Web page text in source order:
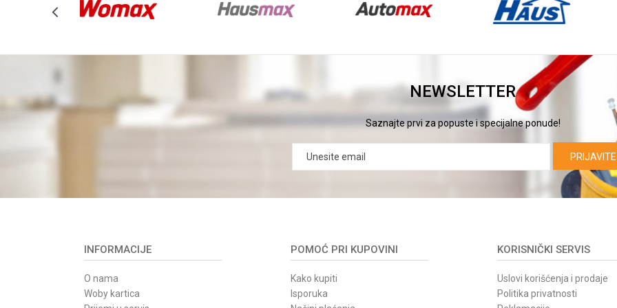
NEWSLETTER
Saznajte prvi za popuste i specijalne ponude!
INFORMACIJE
O nama
Woby kartica
POMOĆ PRI KUPOVINI
Kako kupiti
Isporuka
KORISNIČKI SERVIS
Uslovi korišćenja i prodaje
Politika privatnosti